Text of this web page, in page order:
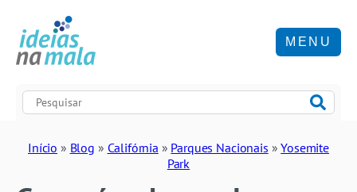
MENU
Início » Blog » Califórnia » Parques Nacionais »Yosemite
Park